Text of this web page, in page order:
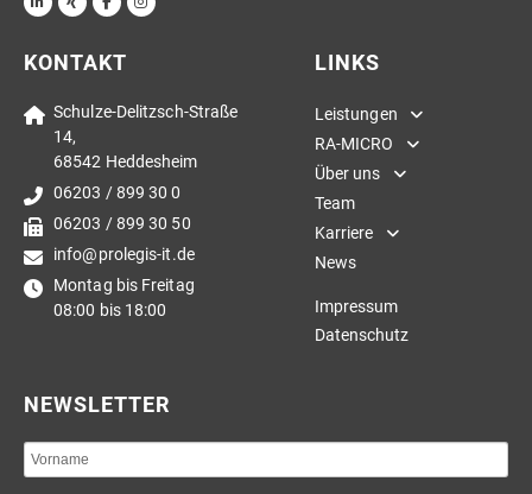
KONTAKT
Schulze-Delitzsch-Straße
14,
68542 Heddesheim
06203 / 899 30 0
06203 / 899 30 50
info@prolegis-it.de
Montag bis Freitag
08:00 bis 18:00
LINKS
Leistungen
RA-MICRO
Über uns
Team
Karriere
News
Impressum
Datenschutz
NEWSLETTER